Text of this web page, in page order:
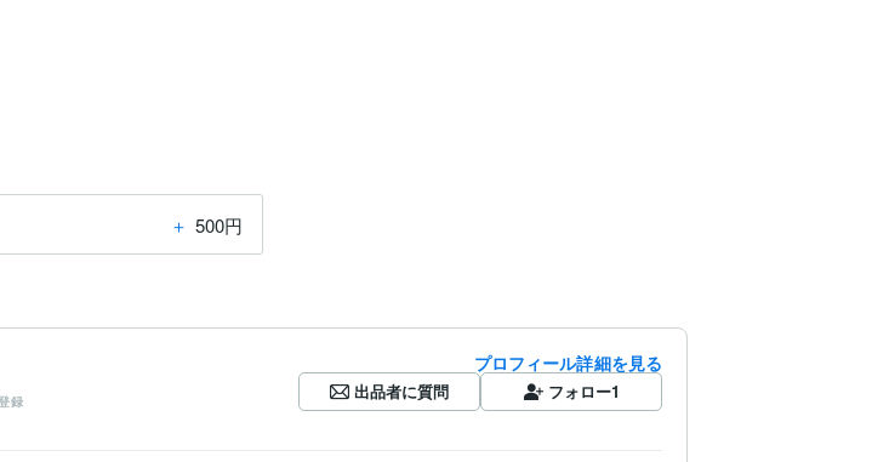
＋ 500円
録
プロフィール詳細を見る
出品者に質問 フォロー1